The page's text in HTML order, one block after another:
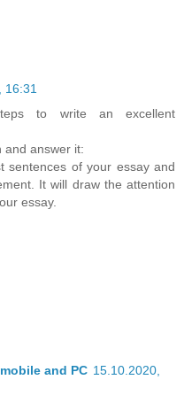
16:31
to write an excellent
and answer it:
sentences of your essay and
It will draw the attention
essay.
and PC 15.10.2020,